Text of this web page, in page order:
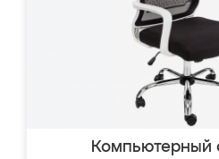
Компьютерный